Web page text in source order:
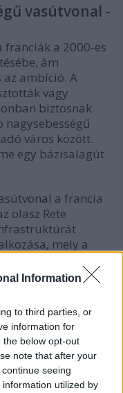
Information
to third parties, or
information for
the below opt-out
note that after your
seeing
utilized by
vasútvonal -
franciák a 2000-es
ám
ambíció. A
vagy
biztosnak
város között.
egy bázisalagút
a francia
olasz Rete
mely a
vasútvonal
km hosszúságú
a Mont d'Ambin
Bruzolo között.
és
forrása: